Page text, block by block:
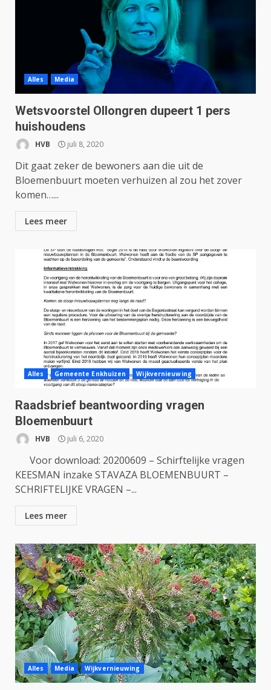
Alles Media
Wetsvoorstel Ollongren dupeert 1 pers
huishoudens
HVB juli 8, 2020
Dit gaat zeker de bewoners aan die uit de
Bloemenbuurt moeten verhuizen al zou het zover
komen…...
Lees meer
Alles Gemeente Enkhuizen Wijkvernieuwing
Raadsbrief beantwoording vragen
Bloemenbuurt
HVB juli 6, 2020
Voor download: 20200609 – Schirftelijke vragen
KEESMAN inzake STAVAZA BLOEMENBUURT –
SCHRIFTELIJKE VRAGEN –...
Lees meer
Alles Media Wijkvernieuwing